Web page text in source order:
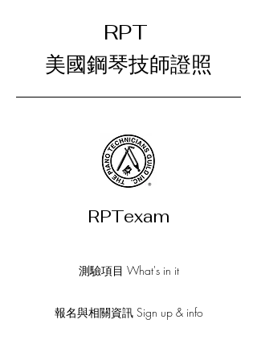
RPT
美國鋼琴技師證照
RPTexam
測驗項目 What's in it
報名與相關資訊 Sign up & info